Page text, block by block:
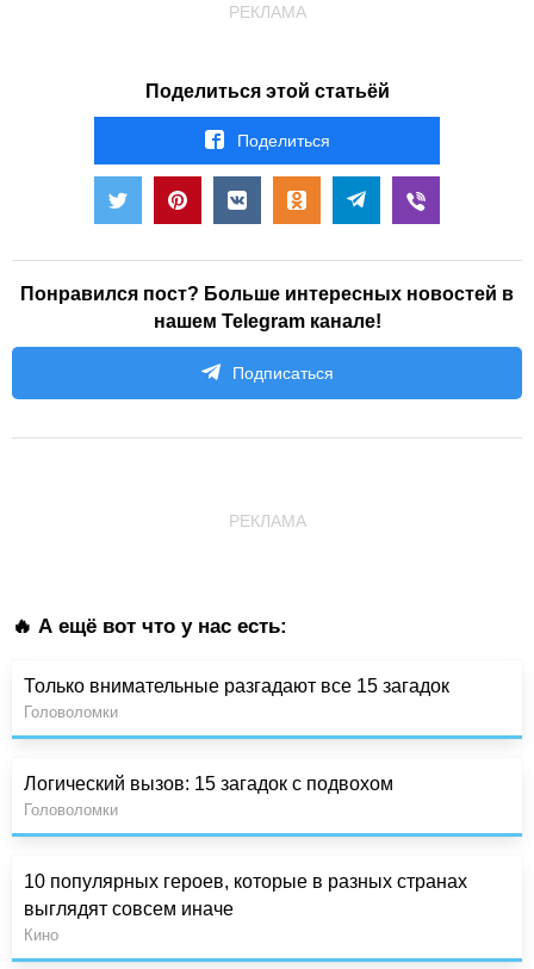
РЕКЛАМА
Поделиться этой статьёй
Поделиться
Понравился пост? Больше интересных новостей в
нашем Telegram канале!
Подписаться
РЕКЛАМА
🔥 А ещё вот что у нас есть:
Только внимательные разгадают все 15 загадок
Головоломки
Логический вызов: 15 загадок с подвохом
Головоломки
10 популярных героев, которые в разных странах
выглядят совсем иначе
Кино